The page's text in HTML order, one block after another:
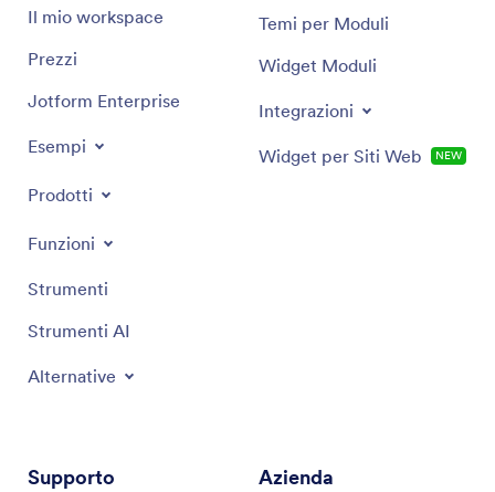
Il mio workspace
Prezzi
Jotform Enterprise
Esempi
Prodotti
Funzioni
Strumenti
Strumenti AI
Alternative
Temi per Moduli
Widget Moduli
Integrazioni
Widget per Siti Web NEW
Supporto Azienda